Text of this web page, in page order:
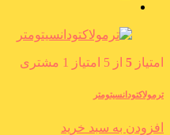
امتیاز 5 از 5 امتیاز 1 مشتری
ترمولاکتودانسیتومتر
افزودن به سبد خرید